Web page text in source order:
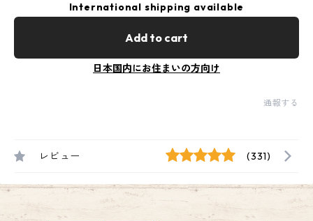
International shipping available
Add to cart
日本国内にお住まいの方向け
通報する
レビュー (331)